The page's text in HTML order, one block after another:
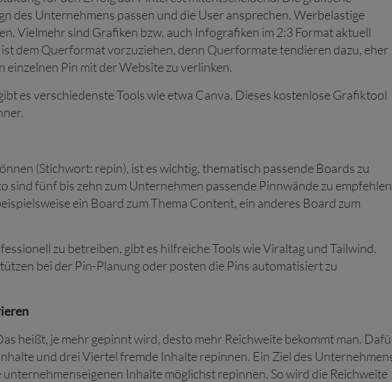
des Unternehmens passen und die User ansprechen. Werbelastige
Vielmehr sind Grafiken bzw. auch Infografiken im 2:3 Format aktuell
dem Querformat vorzuziehen, denn Querformate tendieren dazu, eher
einzelnen Pin mit der Website zu verlinken.
es verschiedenste Tools wie etwa Canva. Dieses kostenlose Grafiktool
(Stichwort: repin), ist es wichtig, thematisch passende Boards zu
sind fünf bis zehn zum Unternehmen passende Pinnwände zu
ein Board zum Thema Content, ein anderes Board zum
zu betreiben, gibt es hilfreiche Tools wie Viraltag und Tailwind.
bei der Pin-Planung oder posten die Pins automatisiert zu
heißt, je mehr gepinnt wird, desto mehr Reichweite bekommt man.
und drei Viertel fremde Inhalte repinnen. Ein Ziel des
Inhalte möglichst repinnen. So wird die Reichweite